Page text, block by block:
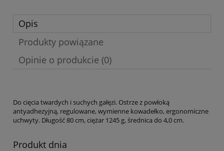
Opis
Produkty powiązane
Opinie o produkcie (0)
Do cięcia twardych i suchych gałęzi. Ostrze z powłoką
antyadhezyjną, regulowane, wymienne kowadełko, ergonomiczne
uchwyty. Długość 80 cm, ciężar 1245 g, średnica do 4,0 cm.
Produkt dnia